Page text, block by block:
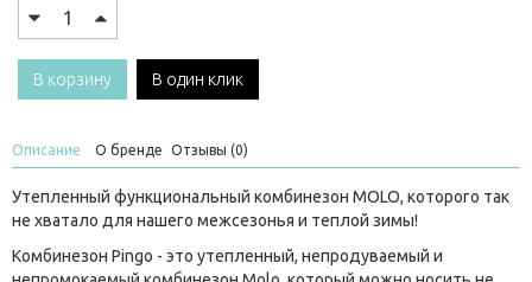
В корзину В один клик
Описание О бренде Отзывы (0)
Утепленный функциональный комбинезон MOLO, которого так
не хватало для нашего межсезонья и теплой зимы!
Комбинезон Pingo - это утепленный, непродуваемый и